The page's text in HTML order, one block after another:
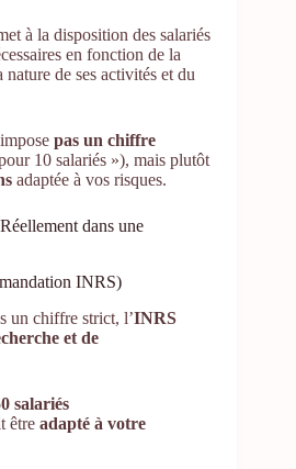
à la disposition des salariés
en fonction de la
de ses activités et du
pas un chiffre
10 salariés »), mais plutôt
adaptée à vos risques.
dans une
INRS)
un chiffre strict, l’INRS
et de
salariés
être adapté à votre